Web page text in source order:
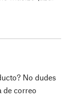
No dudes
de correo